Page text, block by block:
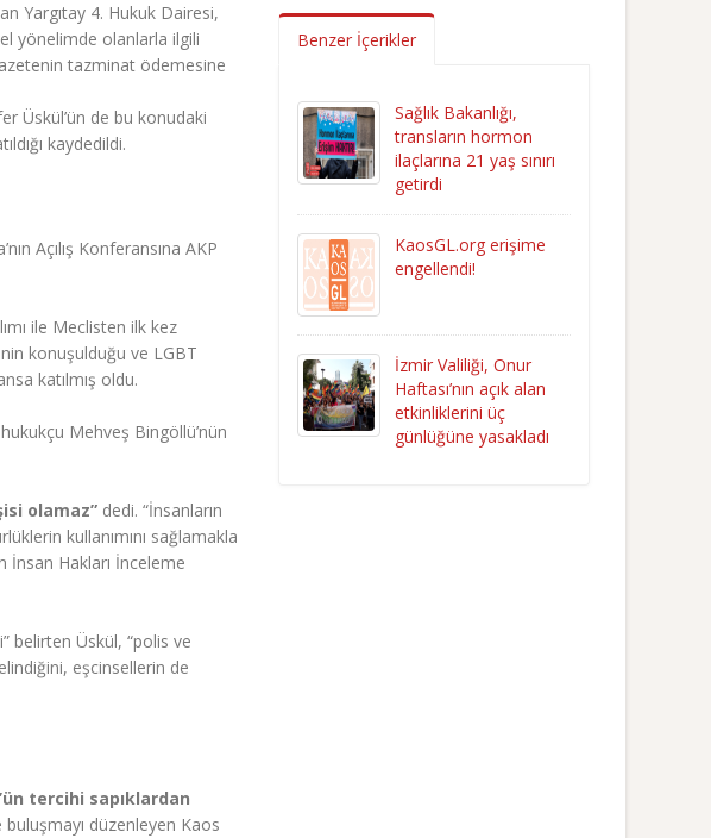
Yargıtay 4. Hukuk Dairesi,
yönelimde olanlarla ilgili
tazminat ödemesine
Üskül’ün de bu konudaki
kaydedildi.
Açılış Konferansına AKP
ile Meclisten ilk kez
konuşulduğu ve LGBT
katılmış oldu.
Mehveş Bingöllü’nün
olamaz” dedi. “İnsanların
kullanımını sağlamakla
İnsan Hakları İnceleme
belirten Üskül, “polis ve
eşcinsellerin de
tercihi sapıklardan
buluşmayı düzenleyen Kaos
Benzer İçerikler
Sağlık Bakanlığı,
transların hormon
ilaçlarına 21 yaş sınırı
getirdi
KaosGL.org erişime
engellendi!
İzmir Valiliği, Onur
Haftası’nın açık alan
etkinliklerini üç
günlüğüne yasakladı